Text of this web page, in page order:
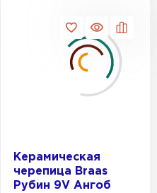
Керамическая
черепица Braas
Рубин 9V Ангоб